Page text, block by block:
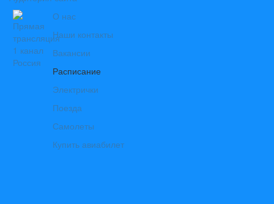
О нас
Наши контакты
Вакансии
Расписание
Электрички
Поезда
Самолеты
Купить авиабилет